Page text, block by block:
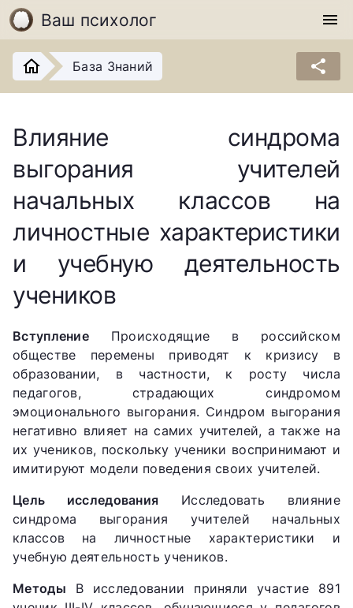
Ваш психолог menu
База Знаний share
Влияние синдрома
выгорания учителей
начальных классов на
личностные характеристики
и учебную деятельность
учеников
Вступление Происходящие в российском
обществе перемены приводят к кризису в
образовании, в частности, к росту числа
педагогов, страдающих синдромом
эмоционального выгорания. Синдром выгорания
негативно влияет на самих учителей, а также на
их учеников, поскольку ученики воспринимают и
имитируют модели поведения своих учителей.
Цель исследования Исследовать влияние
синдрома выгорания учителей начальных
классов на личностные характеристики и
учебную деятельность учеников.
Методы В исследовании приняли участие 891